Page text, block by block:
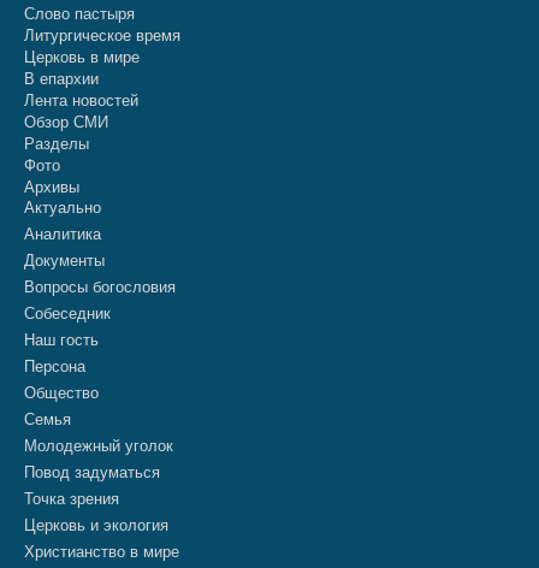
Слово пастыря
Литургическое время
Церковь в мире
В епархии
Лента новостей
Обзор СМИ
Разделы
Фото
Архивы
Актуально
Аналитика
Документы
Вопросы богословия
Собеседник
Наш гость
Персона
Общество
Семья
Молодежный уголок
Повод задуматься
Точка зрения
Церковь и экология
Христианство в мире